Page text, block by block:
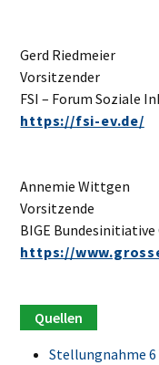
Gerd Riedmeier
Vorsitzender
FSI – Forum Soziale
https://fsi-ev.de/
Annemie Wittgen
Vorsitzende
BIGE
https://
Stellungnahme 6